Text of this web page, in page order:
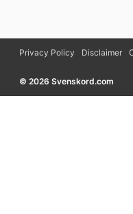
Privacy Policy Disclaimer
© 2026 Svenskord.com